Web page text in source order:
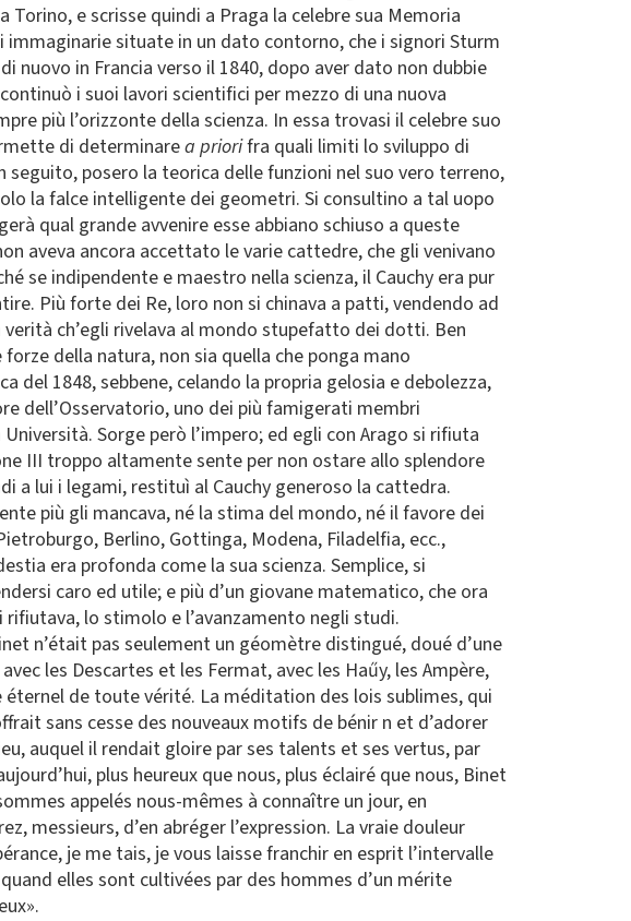
e scrisse quindi a Praga la celebre sua Memoria
situate in un dato contorno, che i signori Sturm
nuovo in Francia verso il 1840, dopo aver dato non dubbie
i suoi lavori scientifici per mezzo di una nuova
più l’orizzonte della scienza. In essa trovasi il celebre suo
di determinarea priorifra quali limiti lo sviluppo di
posero la teorica delle funzioni nel suo vero terreno,
la falce intelligente dei geometri. Si consultino a tal uopo
qual grande avvenire esse abbiano schiuso a queste
aveva ancora accettato le varie cattedre, che gli venivano
se indipendente e maestro nella scienza, il Cauchy era pur
Più forte dei Re, loro non si chinava a patti, vendendo ad
ch’egli rivelava al mondo stupefatto dei dotti. Ben
della natura, non sia quella che ponga mano
1848, sebbene, celando la propria gelosia e debolezza,
dell’Osservatorio, uno dei più famigerati membri
Sorge però l’impero; ed egli con Arago si rifiuta
III troppo altamente sente per non ostare allo splendore
a lui i legami, restituì al Cauchy generoso la cattedra.
più gli mancava, né la stima del mondo, né il favore dei
Berlino, Gottinga, Modena, Filadelfia, ecc.,
era profonda come la sua scienza. Semplice, si
caro ed utile; e più d’un giovane matematico, che ora
lo stimolo e l’avanzamento negli studi.
n’était pas seulement un géomètre distingué, doué d’une
les Descartes et les Fermat, avec les Haűy, les Ampère,
de toute vérité. La méditation des lois sublimes, qui
sans cesse des nouveaux motifs de bénir n et d’adorer
auquel il rendait gloire par ses talents et ses vertus, par
plus heureux que nous, plus éclairé que nous, Binet
appelés nous-mêmes à connaître un jour, en
messieurs, d’en abréger l’expression. La vraie douleur
je me tais, je vous laisse franchir en esprit l’intervalle
elles sont cultivées par des hommes d’un mérite